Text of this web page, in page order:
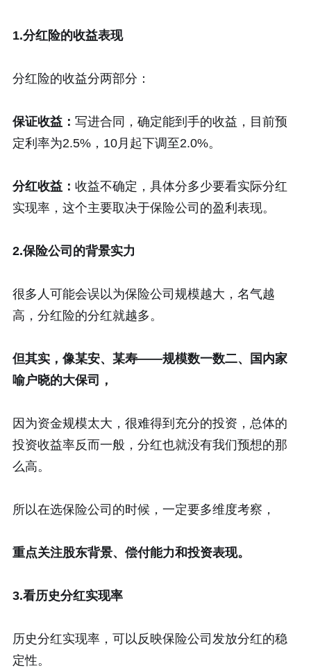
1.分红险的收益表现
分红险的收益分两部分：
保证收益： 写进合同，确定能到手的收益，目前预
定利率为2.5%，10月起下调至2.0%。
分红收益： 收益不确定，具体分多少要看实际分红
实现率，这个主要取决于保险公司的盈利表现。
2.保险公司的背景实力
很多人可能会误以为保险公司规模越大，名气越
高，分红险的分红就越多。
但其实，像某安、某寿——规模数一数二、国内家
喻户晓的大保司，
因为资金规模太大，很难得到充分的投资，总体的
投资收益率反而一般，分红也就没有我们预想的那
么高。
所以在选保险公司的时候，一定要多维度考察，
重点关注股东背景、偿付能力和投资表现。
3.看历史分红实现率
历史分红实现率，可以反映保险公司发放分红的稳
定性。